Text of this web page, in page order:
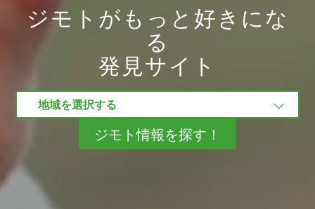
ジモトがもっと好きにな
る
発見サイト